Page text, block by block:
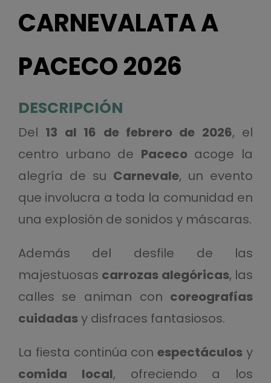
CARNEVALATA A
PACECO 2026
DESCRIPCIÓN
Del 13 al 16 de febrero de 2026, el
centro urbano de Pacecoacoge la
alegría de su Carnevale, un evento
que involucra a toda la comunidad en
una explosión de sonidos y máscaras.
Además del desfile de las
majestuosas carrozas alegóricas, las
calles se animan con coreografías
cuidadasy disfraces fantasiosos.
La fiesta continúa conespectáculos y
comida local, ofreciendo a los